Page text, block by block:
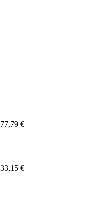
77,79 €
33,15 €